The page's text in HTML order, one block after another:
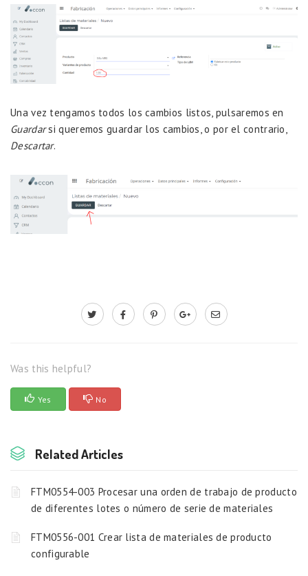
Una vez tengamos todos los cambios listos, pulsaremos en
Guardarsi queremos guardar los cambios, o por el contrario,
Descartar.
Was this helpful?
Yes No
Related Articles
FTM0554-003 Procesar una orden de trabajo de producto
de diferentes lotes o número de serie de materiales
FTM0556-001 Crear lista de materiales de producto
configurable